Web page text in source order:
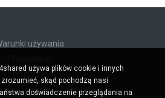
używania
Wsparcie
moich danych osobowych
4shared używa plików cookie i innych
skąd pochodzą nasi
doświadczenie przeglądania na